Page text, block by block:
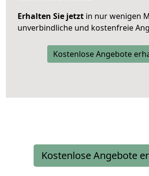
Erhalten Sie jetzt in nur wenigen
unverbindliche und kostenfreie
Kostenlose Angebote
Kostenlose Angebote